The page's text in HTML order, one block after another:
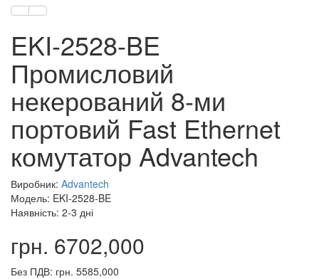
EKI-2528-BE
Промисловий
некерований 8-ми
портовий Fast Ethernet
комутатор Advantech
Виробник: Advantech
Модель: EKI-2528-BE
Наявність: 2-3 дні
грн. 6702,000
Без ПДВ: грн. 5585,000